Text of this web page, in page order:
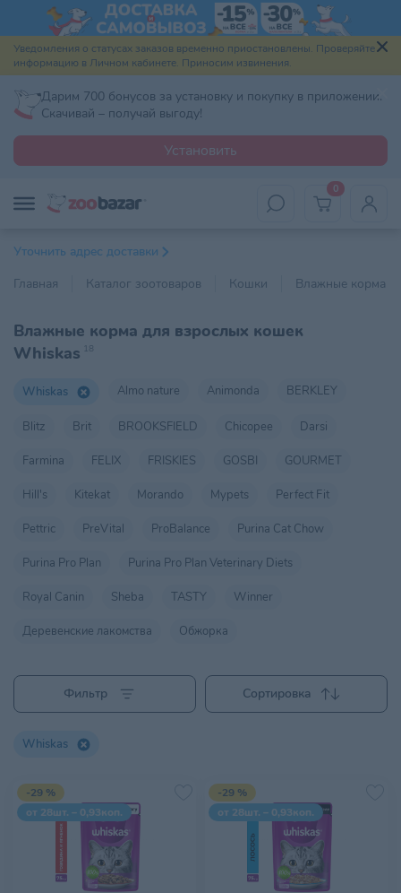
Уведомления о статусах заказов временно приостановлены. Проверяйте
информацию в Личном кабинете. Приносим извинения.
Дарим 700 бонусов за установку и покупку в приложении.
Скачивай – получай выгоду!
Установить
0
Уточнить адрес доставки
Главная
Каталог зоотоваров Кошки Влажные корма
Влажные корма для взрослых кошек
Whiskas 18
Whiskas Almo nature Animonda BERKLEY
Blitz Brit BROOKSFIELD Chicopee Darsi
Farmina FELIX FRISKIES GOSBI GOURMET
Hill's Kitekat Morando Mypets Perfect Fit
Pettric PreVital ProBalance Purina Cat Chow
Purina Pro Plan Purina Pro Plan Veterinary Diets
Royal Canin Sheba TASTY Winner
Деревенские лакомства Обжорка
Фильтр Сортировка
Whiskas
-29 %
от 28шт. – 0,93коп.
-29 %
от 28шт. – 0,93коп.